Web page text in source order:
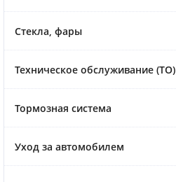
Стекла, фары
Техническое обслуживание (ТО)
Тормозная система
Уход за автомобилем